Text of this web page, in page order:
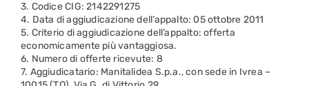
3. Codice CIG: 2142291275
4. Data di aggiudicazione dell’appalto: 05 ottobre 2011
5. Criterio di aggiudicazione dell’appalto: offerta
economicamente più vantaggiosa.
6. Numero di offerte ricevute: 8
7. Aggiudicatario: Manitalidea S.p.a., con sede in Ivrea –